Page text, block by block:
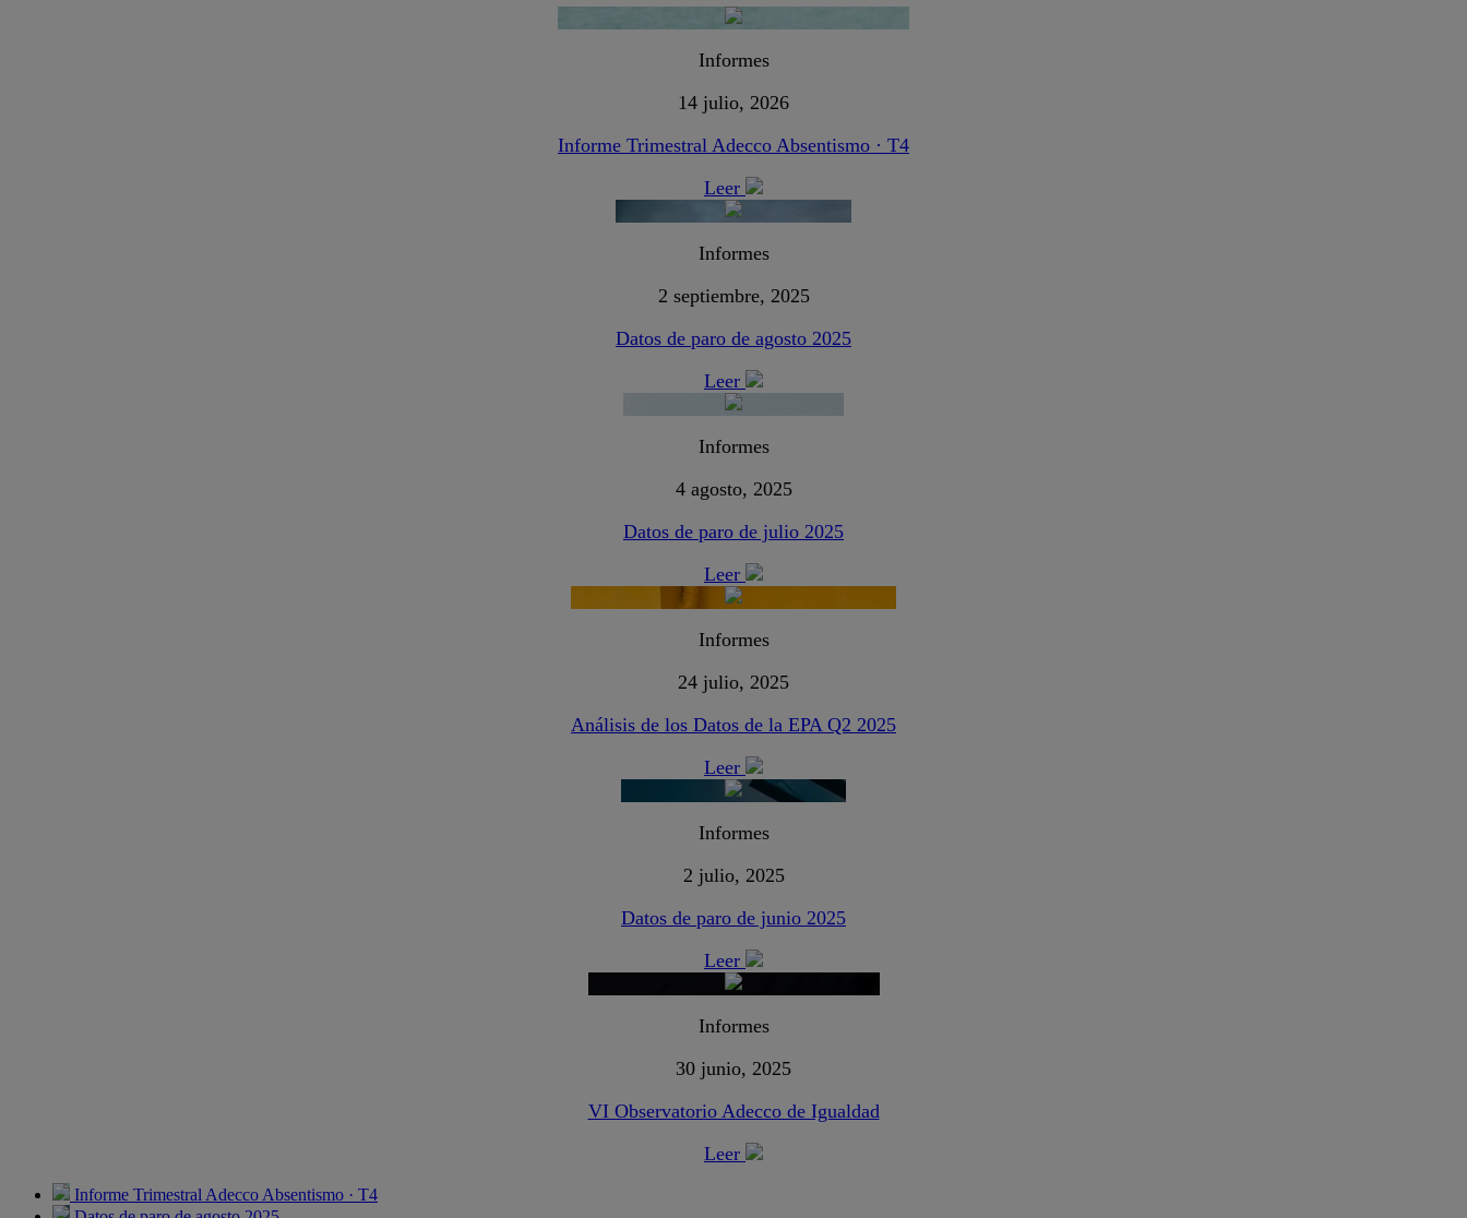
Informes
14 julio, 2026
Informe Trimestral Adecco Absentismo · T4
Leer
Informes
2 septiembre, 2025
Datos de paro de agosto 2025
Leer
Informes
4 agosto, 2025
Datos de paro de julio 2025
Leer
Informes
24 julio, 2025
Análisis de los Datos de la EPA Q2 2025
Leer
Informes
2 julio, 2025
Datos de paro de junio 2025
Leer
Informes
30 junio, 2025
VI Observatorio Adecco de Igualdad
Leer
Informe Trimestral Adecco Absentismo · T4